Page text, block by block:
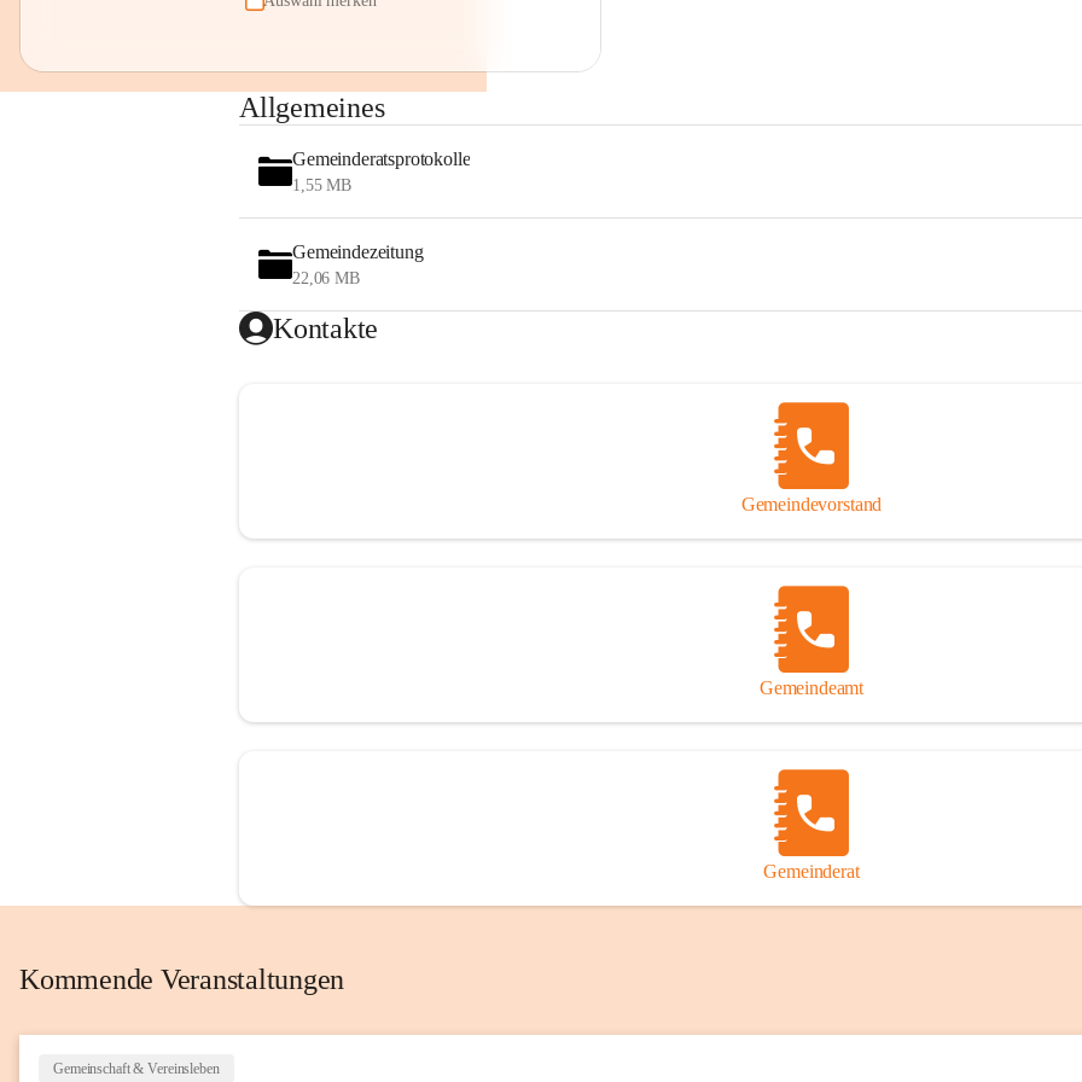
Allgemeines
Gemeinderatsprotokolle
1,55 MB
Gemeindezeitung
22,06 MB
Kontakte
Gemeindevorstand
Gemeindeamt
Gemeinderat
Kommende Veranstaltungen
Gemeinschaft & Vereinsleben